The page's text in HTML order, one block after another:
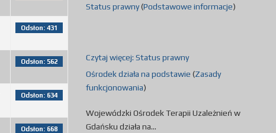
Odsłon: 431
Odsłon: 562
Odsłon: 634
Odsłon: 668
Status prawny(Podstawowe informacje)
Czytaj więcej: Status prawny
Ośrodek działa na podstawie (Zasady
funkcjonowania)
Wojewódzki Ośrodek Terapii Uzależnień w
Gdańsku działa na...